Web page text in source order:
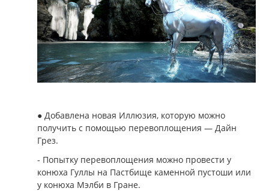
● Добавлена новая Иллюзия, которую можно
получить с помощью перевоплощения — Дайн
Грез.
- Попытку перевоплощения можно провести у
конюха Гуллы на Пастбище каменной пустоши или
у конюха Мэлби в Гране.